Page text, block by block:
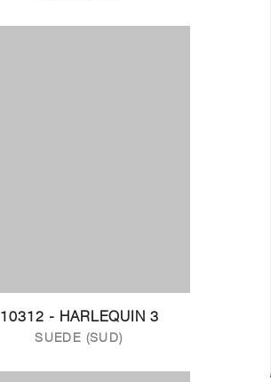
10312 - HARLEQUIN 3
SUEDE (SUD)